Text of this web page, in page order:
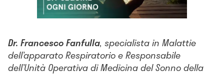
Dr. Francesco Fanfulla, specialista in Malattie
dell’apparato Respiratorio e Responsabile
dell’Unità Operativa di Medicina del Sonno della